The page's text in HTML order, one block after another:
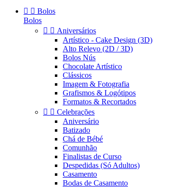
  Bolos
Bolos
  Aniversários
Artístico - Cake Design (3D)
Alto Relevo (2D / 3D)
Bolos Nús
Chocolate Artístico
Clássicos
Imagem & Fotografia
Grafismos & Logótipos
Formatos & Recortados
  Celebrações
Aniversário
Batizado
Chá de Bébé
Comunhão
Finalistas de Curso
Despedidas (Só Adultos)
Casamento
Bodas de Casamento